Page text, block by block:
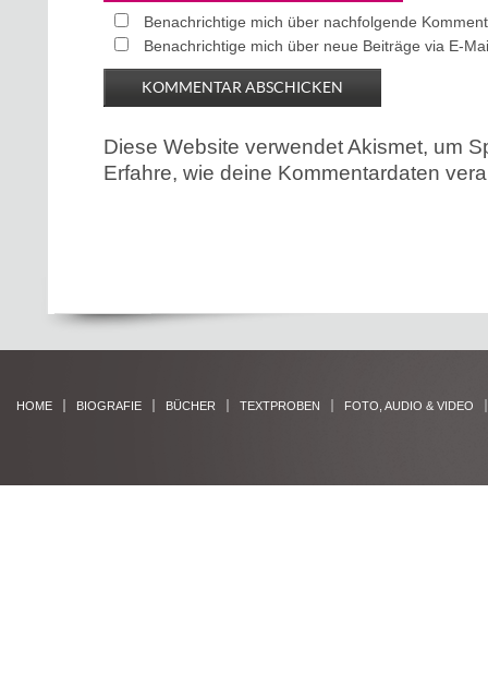
Benachrichtige mich über nachfolgende
Benachrichtige mich über neue Beiträge via E-
Diese Website verwendet Akismet, um
Erfahre, wie deine Kommentardaten
HOME BIOGRAFIE BÜCHER TEXTPROBEN FOTO, AUDIO & VIDEO